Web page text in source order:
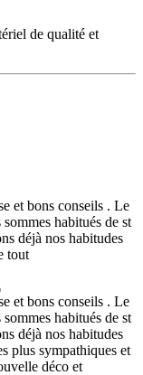
de qualité et
et bons conseils . Le
habitués de st
déjà nos habitudes
tout
et bons conseils . Le
habitués de st
déjà nos habitudes
plus sympathiques et
déco et